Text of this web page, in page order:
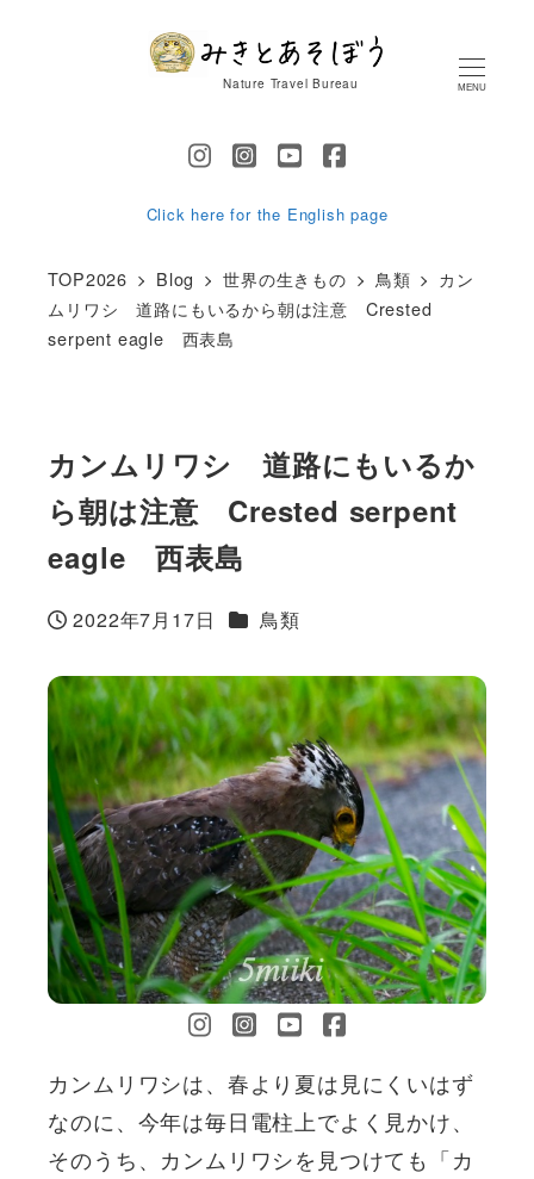
Nature Travel Bureau MENU
Click here for the English page
TOP2026 Blog 世界の生きもの 鳥類
カン
ムリワシ 道路にもいるから朝は注意 Crested
serpent eagle 西表島
カンムリワシ 道路にもいるか
ら朝は注意 Crested serpent
eagle 西表島
投稿日
2022年7月17日 カテゴリー
鳥類
カンムリワシは、春より夏は見にくいはず
なのに、今年は毎日電柱上でよく見かけ、
そのうち、カンムリワシを見つけても「カ